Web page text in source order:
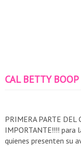
CAL BETTY BOOP
PRIMERA PARTE DEL
IMPORTANTE!!!!
quienes presenten su